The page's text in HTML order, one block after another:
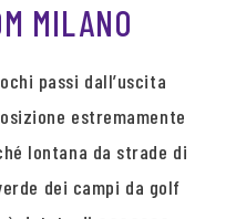
MILANO
passi dall’uscita
estremamente
lontana da strade di
dei campi da golf